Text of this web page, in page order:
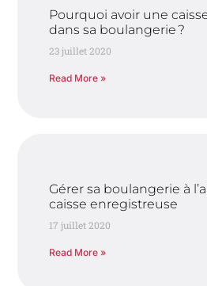
Pourquoi avoir une
dans sa boulangerie ?
23 juillet 2020
Read More »
Gérer sa boulangerie à
caisse enregistreuse
17 juillet 2020
Read More »